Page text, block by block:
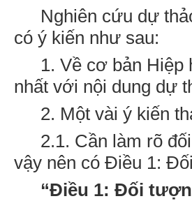
Nghiên cứu dự
có ý kiến như sau:
1. Về cơ bản Hiệp
nhất với nội dung dự
2. Một vài ý kiến
2.1. Cần làm rõ
vậy nên có Điều 1:
“Điều 1: Đối